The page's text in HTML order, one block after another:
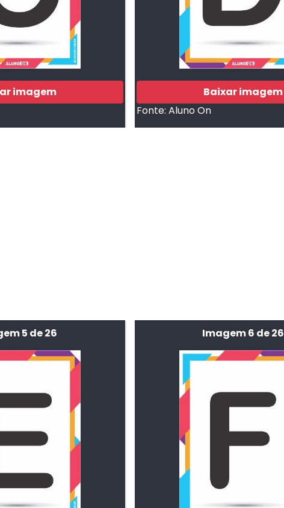
imagem
Baixar imagem
Fonte:Aluno On
5 de 26 Imagem 6 de 26